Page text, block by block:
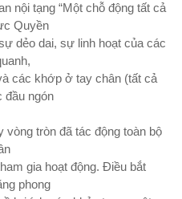
nội tạng “Một chỗ động tất cả
Quyền
dẻo dai, sự linh hoạt của các
các khớp ở tay chân (tất cả
đầu ngón
vòng tròn đã tác động toàn bộ
gia hoạt động. Điều bắt
phong